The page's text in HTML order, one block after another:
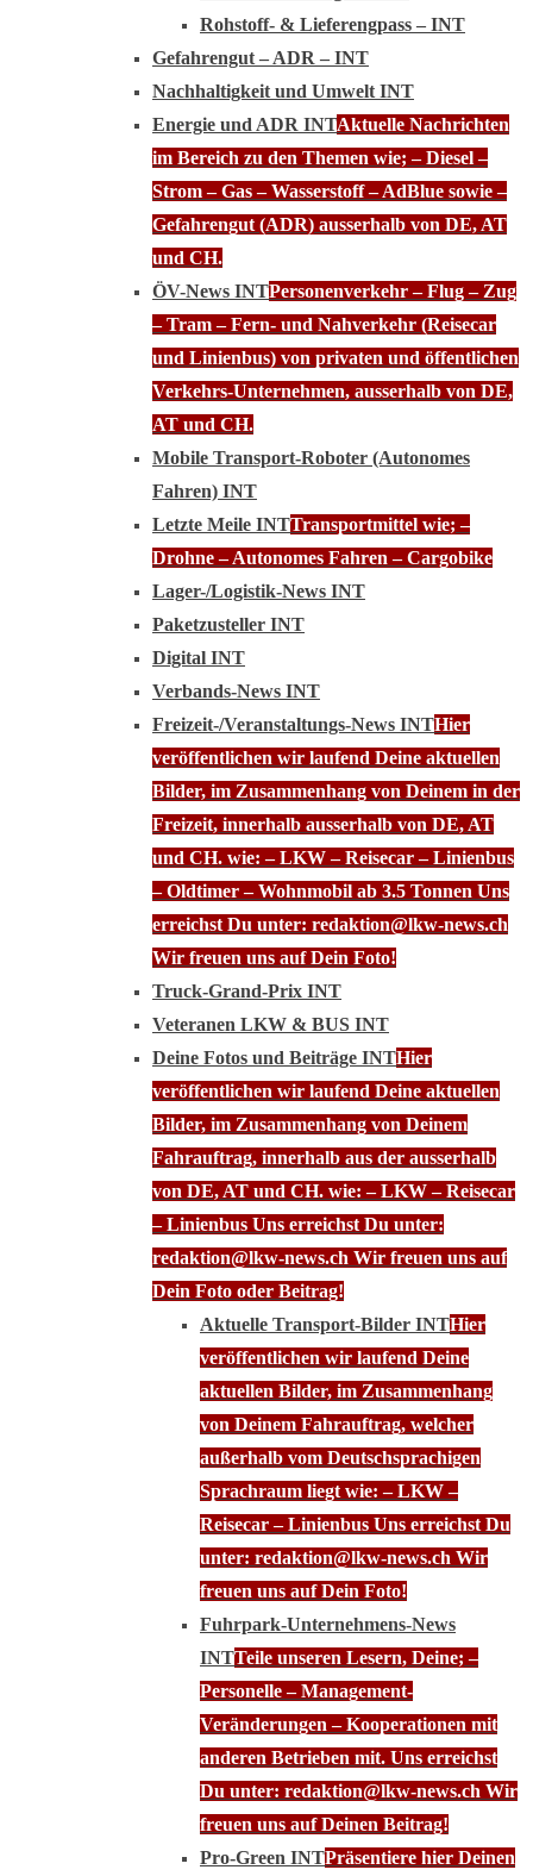
Rohstoff- & Lieferengpass – INT
Gefahrengut – ADR – INT
Nachhaltigkeit und Umwelt INT
Energie und ADR INTAktuelle Nachrichten
im Bereich zu den Themen wie; – Diesel –
Strom – Gas – Wasserstoff – AdBlue sowie –
Gefahrengut (ADR) ausserhalb von DE, AT
und CH.
ÖV-News INTPersonenverkehr – Flug – Zug
– Tram – Fern- und Nahverkehr (Reisecar
und Linienbus) von privaten und öffentlichen
Verkehrs-Unternehmen, ausserhalb von DE,
AT und CH.
Mobile Transport-Roboter (Autonomes
Fahren) INT
Letzte Meile INTTransportmittel wie; –
Drohne – Autonomes Fahren – Cargobike
Lager-/Logistik-News INT
Paketzusteller INT
Digital INT
Verbands-News INT
Freizeit-/Veranstaltungs-News INTHier
veröffentlichen wir laufend Deine aktuellen
Bilder, im Zusammenhang von Deinem in der
Freizeit, innerhalb ausserhalb von DE, AT
und CH. wie: – LKW – Reisecar – Linienbus
– Oldtimer – Wohnmobil ab 3.5 Tonnen Uns
erreichst Du unter: redaktion@lkw-news.ch
Wir freuen uns auf Dein Foto!
Truck-Grand-Prix INT
Veteranen LKW & BUS INT
Deine Fotos und Beiträge INTHier
veröffentlichen wir laufend Deine aktuellen
Bilder, im Zusammenhang von Deinem
Fahrauftrag, innerhalb aus der ausserhalb
von DE, AT und CH. wie: – LKW – Reisecar
– Linienbus Uns erreichst Du unter:
redaktion@lkw-news.ch Wir freuen uns auf
Dein Foto oder Beitrag!
Aktuelle Transport-Bilder INTHier
veröffentlichen wir laufend Deine
aktuellen Bilder, im Zusammenhang
von Deinem Fahrauftrag, welcher
außerhalb vom Deutschsprachigen
Sprachraum liegt wie: – LKW –
Reisecar – Linienbus Uns erreichst Du
unter: redaktion@lkw-news.ch Wir
freuen uns auf Dein Foto!
Fuhrpark-Unternehmens-News
INTTeile unseren Lesern, Deine; –
Personelle – Management-
Veränderungen – Kooperationen mit
anderen Betrieben mit. Uns erreichst
Du unter: redaktion@lkw-news.ch Wir
freuen uns auf Deinen Beitrag!
Pro-Green INTPräsentiere hier Deinen